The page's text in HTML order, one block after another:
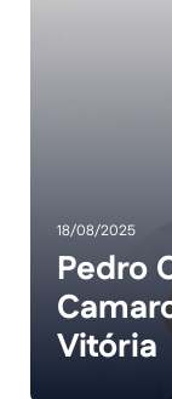
18/08/2025
Pedro
Vitória